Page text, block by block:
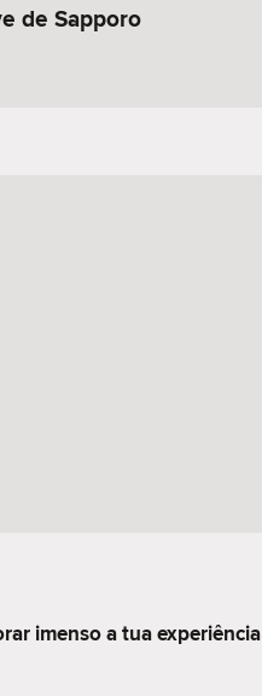
de Sapporo
imenso a tua experiência